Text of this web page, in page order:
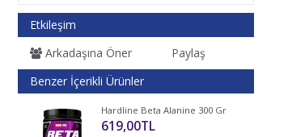
Etkileşim
Arkadaşına Öner
Paylaş
Benzer İçerikli Ürünler
Hardline Beta Alanine 300 Gr
619,00TL